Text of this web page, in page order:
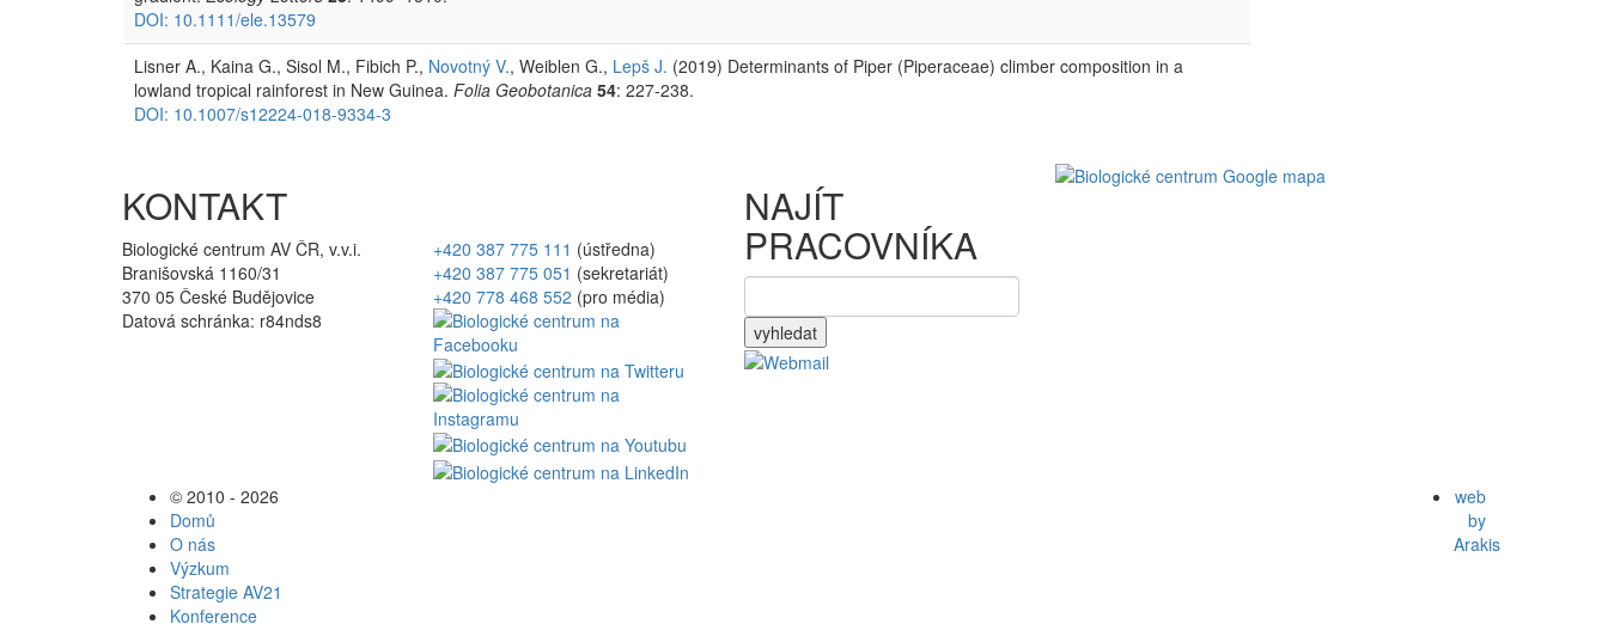
DOI: 10.1111/ele.13579
Lisner A., Kaina G., Sisol M., Fibich P., Novotný V., Weiblen G., Lepš J. (2019) Determinants of Piper (Piperaceae) climber composition in a
lowland tropical rainforest in New Guinea. Folia Geobotanica 54: 227-238.
DOI: 10.1007/s12224-018-9334-3
KONTAKT
Biologické centrum AV ČR, v.v.i.
Branišovská 1160/31
370 05 České Budějovice
Datová schránka: r84nds8
+420 387 775 111 (ústředna)
+420 387 775 051 (sekretariát)
+420 778 468 552 (pro média)
NAJÍT
PRACOVNÍKA
vyhledat
© 2010 - 2026
Domů
O nás
Výzkum
Strategie AV21
Konference
web
by
Arakis